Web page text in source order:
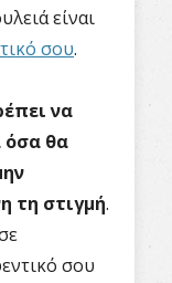
είναι
σου.
να
όσα θα
τη στιγμή.
σου